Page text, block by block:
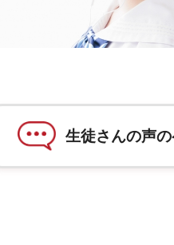
生徒さんの声